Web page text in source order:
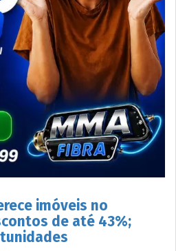
imóveis no
de até 43%;